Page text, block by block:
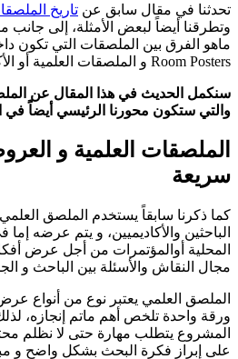
تحدثنا في مقال سابق عن تاريخ
وتطرقنا أيضاً لبعض الأمثلة، إلى جانب
Room Posters و الملصقات العلمية أو الأكاديمية Scientific Posters.
سنكمل الحديث في هذا المقال عن
والتي ستكون محورنا الرئيسي أيضاًَ في
الملصقات العلمية و
سريعة
كما ذكرنا سابقاً يستخدم الملصق
الباحثين والأكاديميين، و يتم عرضه
المحلية أوالمؤتمرات من أجل عرض
مجال النقاش والأسئلة بين الباحث و
الملصق العلمي يعتبر نوع من أنواع
ورقة واحدة تلخص أهم ماتم إنجازه،
المشروع يتطلب مهارة حتى لا نظلم
على إبراز فكرة البحث بشكل واضح و